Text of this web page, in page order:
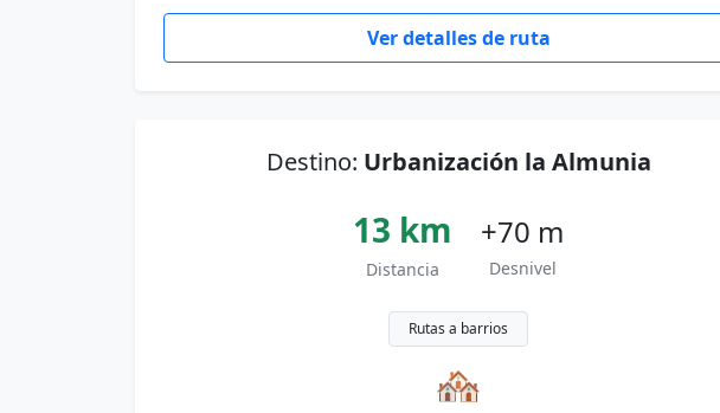
Ver detalles de ruta
Destino: Urbanización la Almunia
13 km
Distancia
+70 m
Desnivel
Rutas a barrios
🏘